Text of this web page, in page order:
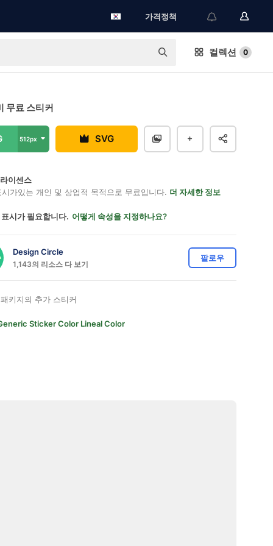
가격정책
컬렉션 0
무료 스티커
512px SVG
이센스
가있는 개인 및 상업적 목적으로 무료입니다. 더 자세한 정보
시가 필요합니다. 어떻게 속성을 지정하나요?
Design Circle
1,143의 리소스 다 보기
팔로우
키지의 추가 스티커
Sticker Color Lineal Color